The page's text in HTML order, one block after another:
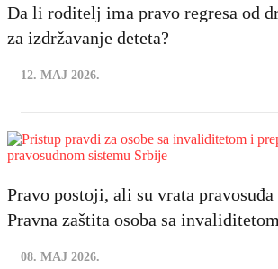
Da li roditelj ima pravo regresa od
za izdržavanje deteta?
12. MAJ 2026.
Pravo postoji, ali su vrata pravosuđa
Pravna zaštita osoba sa invaliditetom
08. MAJ 2026.